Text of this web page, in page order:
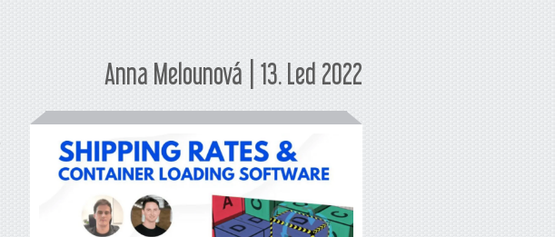
Anna Melounová | 13. Led 2022